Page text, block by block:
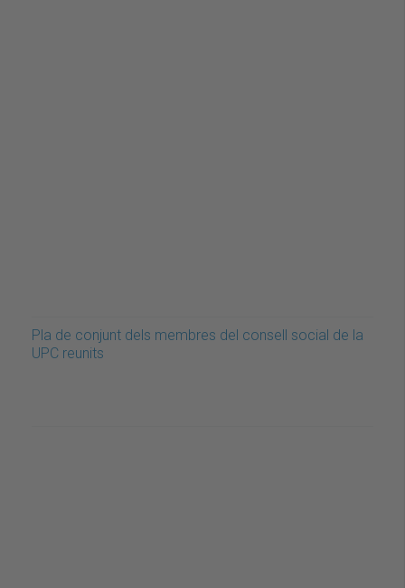
Pla de conjunt dels membres del consell social de la
UPC reunits